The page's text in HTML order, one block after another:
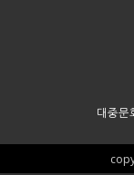
대중문